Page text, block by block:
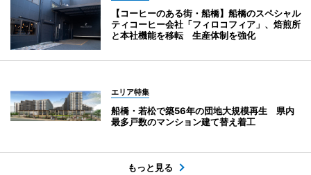
【コーヒーのある街・船橋】船橋のスペシャル
ティコーヒー会社「フィロコフィア」、焙煎所
と本社機能を移転 生産体制を強化
エリア特集
船橋・若松で築56年の団地大規模再生 県内
最多戸数のマンション建て替え着工
もっと見る